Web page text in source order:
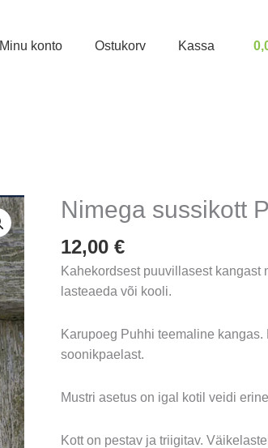
Minu konto Ostukorv Kassa
Nimega sussikott
12,00€
Kahekordsest puuvillasest kangast
lasteaeda või kooli.
Karupoeg Puhhi teemaline
soonikpaelast.
Mustri asetus on igal kotil veidi
Kott on pestav ja triigitav.